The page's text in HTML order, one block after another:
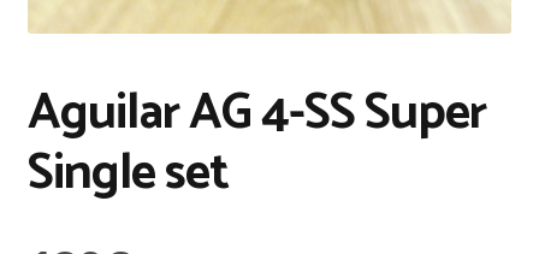
Aguilar AG 4-SS Super
Single set